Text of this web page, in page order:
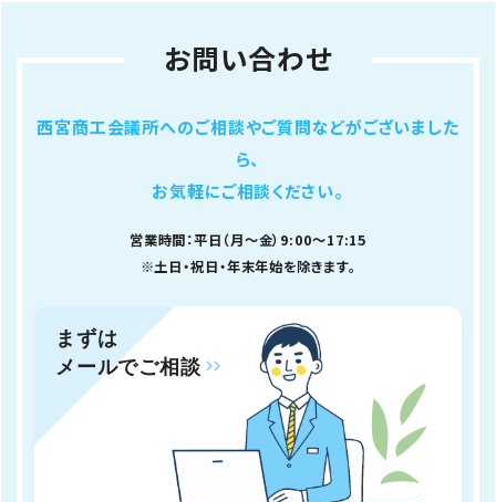
お問い合わせ
西宮商工会議所へのご相談やご質問などがございました
ら、
お気軽にご相談ください。
営業時間：平日（月～金）9:00～17:15
※土日・祝日・年末年始を除きます。
まずは
メールでご相談